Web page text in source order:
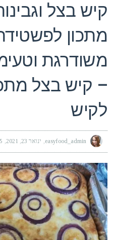
קיש בצל
מתכון
משודרגת
– קיש בצל
לקיש
easyfood_admin ינואר 23, 2021